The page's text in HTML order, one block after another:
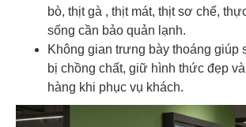
bò, thịt gà , thịt mát, thịt sơ chế,
sống cần bảo quản lạnh.
Không gian trưng bày thoáng giúp
bị chồng chất, giữ hình thức đẹp
hàng khi phục vụ khách.